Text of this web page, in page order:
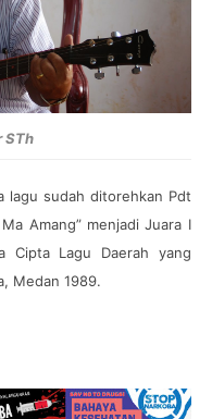
STh
lagu sudah ditorehkan Pdt
Amang” menjadi Juara I
Cipta Lagu Daerah yang
Medan 1989.